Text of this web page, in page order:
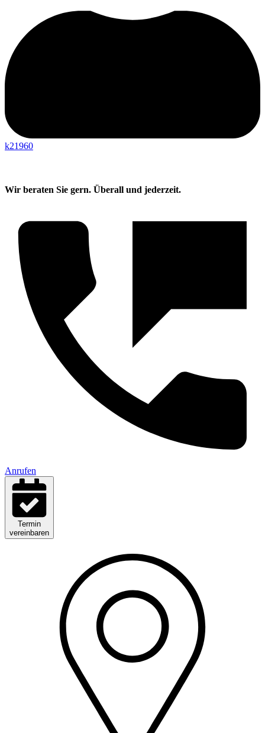
k21960
Wir beraten Sie gern. Überall und jederzeit.
Anrufen
Termin
vereinbaren